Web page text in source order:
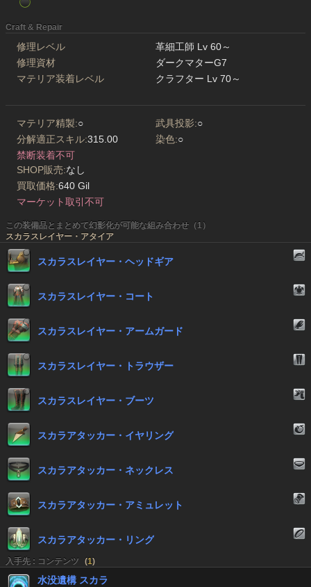
Craft & Repair
修理レベル
革細工師 Lv 60～
修理資材
ダークマターG7
マテリア装着レベル
クラフター Lv 70～
マテリア精製:○ 武具投影:○
分解適正スキル:315.00 染色:○
禁断装着不可
SHOP販売:なし
買取価格:640 Gil
マーケット取引不可
この装備品とまとめて幻影化が可能な組み合わせ（1）
スカラスレイヤー・アタイア
スカラスレイヤー・ヘッドギア
スカラスレイヤー・コート
スカラスレイヤー・アームガード
スカラスレイヤー・トラウザー
スカラスレイヤー・ブーツ
スカラアタッカー・イヤリング
スカラアタッカー・ネックレス
スカラアタッカー・アミュレット
スカラアタッカー・リング
入手先 : コンテンツ (1)
水没遺構 スカラ